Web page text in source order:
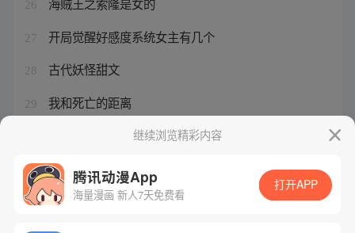
26
27 开局觉醒好感度系统女主有几个
28 古代妖怪甜文
29 我和死亡的距离
名字叫三月的漫画继续浏览精彩内容
腾讯动漫App
海量漫画 新人7天免费看
打开APP